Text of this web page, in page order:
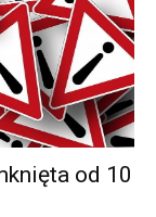
od 10